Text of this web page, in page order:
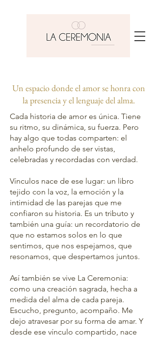
Un espacio donde el amor se honra con
la presencia y el lenguaje del alma.
Cada historia de amor es única. Tiene
su ritmo, su dinámica, su fuerza. Pero
hay algo que todas comparten: el
anhelo profundo de ser vistas,
celebradas y recordadas con verdad.
Vínculos nace de ese lugar: un libro
tejido con la voz, la emoción y la
intimidad de las parejas que me
confiaron su historia. Es un tributo y
también una guía: un recordatorio de
que no estamos solos en lo que
sentimos, que nos espejamos, que
resonamos, que despertamos juntos.
Así también se vive La Ceremonia:
como una creación sagrada, hecha a
medida del alma de cada pareja.
Escucho, pregunto, acompaño. Me
dejo atravesar por su forma de amar. Y
desde ese vínculo compartido, nace